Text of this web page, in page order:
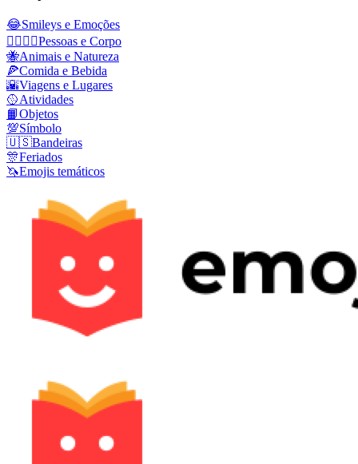
😂Smileys e Emoções
👩‍❤️‍💋‍👨Pessoas e Corpo
🐝Animais e Natureza
🍕Comida e Bebida
🌇Viagens e Lugares
🥎Atividades
📙Objetos
💯Símbolo
🇺🇸Bandeiras
🎊Feriados
🦄Emojis temáticos